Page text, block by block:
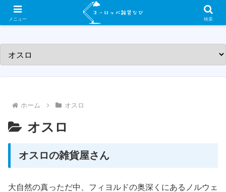
ヨーロッパ各国の素敵な雑貨屋さんを紹介するサイトです！
ホーム オスロ
オスロ
オスロの雑貨屋さん
大自然の真っただ中、フィヨルドの奥深くにあるノルウェ
メニュー 検索